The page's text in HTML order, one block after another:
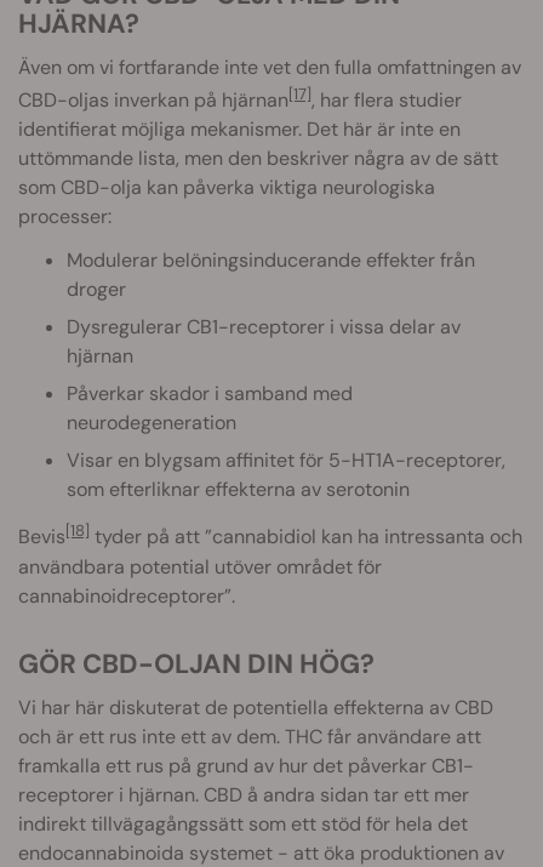
HJÄRNA?
Även om vi fortfarande inte vet den fulla omfattningen av
CBD-oljas inverkan på hjärnan[17], har flera studier
identifierat möjliga mekanismer. Det här är inte en
uttömmande lista, men den beskriver några av de sätt
som CBD-olja kan påverka viktiga neurologiska
processer:
Modulerar belöningsinducerande effekter från
droger
Dysregulerar CB1-receptorer i vissa delar av
hjärnan
Påverkar skador i samband med
neurodegeneration
Visar en blygsam affinitet för 5-HT1A-receptorer,
som efterliknar effekterna av serotonin
Bevis[18] tyder på att ”cannabidiol kan ha intressanta och
användbara potential utöver området för
cannabinoidreceptorer”.
GÖR CBD-OLJAN DIN HÖG?
Vi har här diskuterat de potentiella effekterna av CBD
och är ett rus inte ett av dem. THC får användare att
framkalla ett rus på grund av hur det påverkar CB1-
receptorer i hjärnan. CBD å andra sidan tar ett mer
indirekt tillvägagångssätt som ett stöd för hela det
endocannabinoida systemet - att öka produktionen av